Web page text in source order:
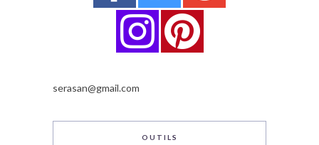
serasan@gmail.com
OUTILS